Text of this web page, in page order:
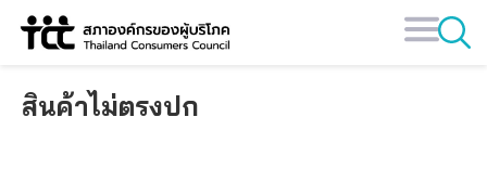
Skip
สินค้าไม่ตรงปก